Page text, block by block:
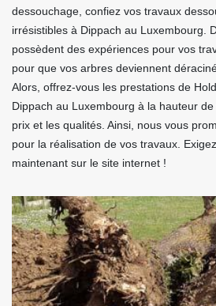
dessouchage, confiez vos travaux
irrésistibles à Dippach au Luxembourg.
possèdent des expériences pour vos
pour que vos arbres deviennent
Alors, offrez-vous les prestations de
Dippach au Luxembourg à la hauteur
prix et les qualités. Ainsi, nous vous
pour la réalisation de vos travaux.
maintenant sur le site internet !